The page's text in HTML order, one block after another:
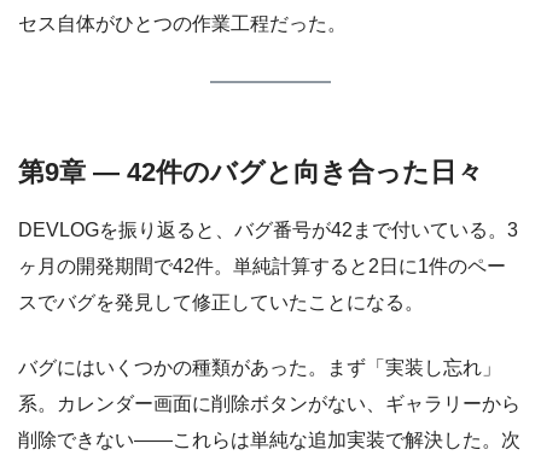
セス自体がひとつの作業工程だった。
第9章 — 42件のバグと向き合った日々
DEVLOGを振り返ると、バグ番号が42まで付いている。3
ヶ月の開発期間で42件。単純計算すると2日に1件のペー
スでバグを発見して修正していたことになる。
バグにはいくつかの種類があった。まず「実装し忘れ」
系。カレンダー画面に削除ボタンがない、ギャラリーから
削除できない——これらは単純な追加実装で解決した。次